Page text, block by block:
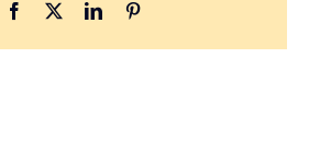
Facebook LinkedIn